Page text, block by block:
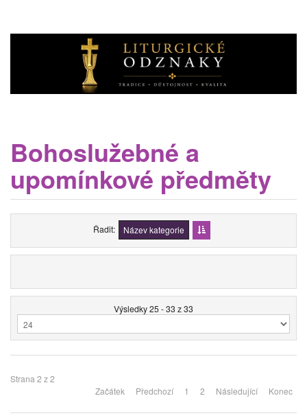
Bohoslužebné a
upomínkové předměty
Řadit Název kategorie
Výsledky 25 - 33 z 33
Strana 2 z 2
Začátek
Předchozí 1 2 Následující Konec